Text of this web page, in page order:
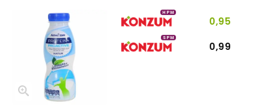
HPM
0,95
SPM
0,99